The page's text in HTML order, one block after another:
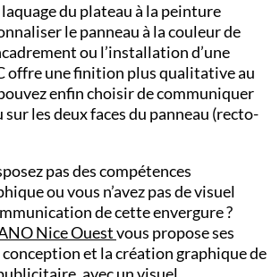
du plateau à la peinture
le panneau à la couleur de
ou l’installation d’une
offre une finition plus qualitative au
enfin choisir de communiquer
sur les deux faces du panneau (recto-
pas des compétences
ou vous n’avez pas de visuel
de cette envergure ?
Nice Ouestvous propose ses
et la création graphique de